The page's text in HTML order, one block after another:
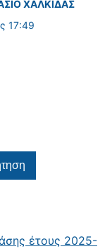
έτους 2025-
ΧΑΛΚΙΔΑΣ
17:49